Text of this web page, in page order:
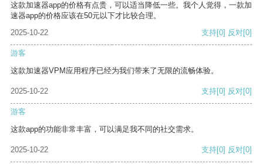
这款加速器app的价格有点贵，可以适当降低一些。我个人觉得，一款加
速器app的价格应该在50元以下才比较合理。
2025-10-22
支持[0] 反对[0]
游客
这款加速器VPM应用程序已经为我们带来了无限的流畅体验。
2025-10-22 支持[0] 反对[0]
游客
这款app的功能非常丰富，可以满足我不同的社交需求。
2025-10-22 支持[0] 反对[0]